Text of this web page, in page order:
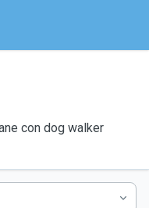
con dog walker